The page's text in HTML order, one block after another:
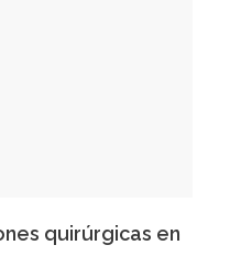
quirúrgicas en